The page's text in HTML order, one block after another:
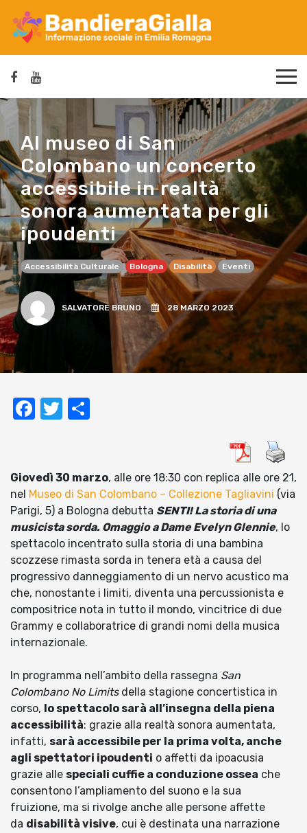
Al museo di San
Colombano un concerto
accessibile in realtà
sonora aumentata per gli
ipoudenti
Accessibilità Culturale Bologna Disabilità Eventi
SALVATORE BRUNO 28 MARZO 2023
Facebook
Twitter
Giovedì 30 marzo, alle ore 18:30 con replica alle ore 21,
nel Museo di San Colombano – Collezione Tagliavini (via
Parigi, 5) a Bologna debutta SENTI! La storia di una
musicista sorda. Omaggio a Dame Evelyn Glennie, lo
spettacolo incentrato sulla storia di una bambina
scozzese rimasta sorda in tenera età a causa del
progressivo danneggiamento di un nervo acustico ma
che, nonostante i limiti, diventa una percussionista e
compositrice nota in tutto il mondo, vincitrice di due
Grammy e collaboratrice di grandi nomi della musica
internazionale.
In programma nell’ambito della rassegna San
Colombano No Limitsdella stagione concertistica in
corso, lo spettacolo sarà all’insegna della piena
accessibilità: grazie alla realtà sonora aumentata,
infatti, sarà accessibile per la prima volta, anche
agli spettatori ipoudenti o affetti da ipoacusia
grazie alle speciali cuffie a conduzione ossea che
consentono l’ampliamento del suono e la sua
fruizione, ma si rivolge anche alle persone affette
da disabilità visive, cui è destinata una narrazione